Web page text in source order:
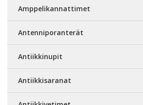
Amppelikannattimet
Antenniporanterät
Antiikkinupit
Antiikkisaranat